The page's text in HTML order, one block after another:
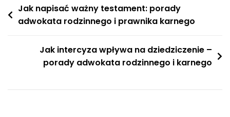
Nawigacja
wpisu
Jak napisać ważny testament: porady
adwokata rodzinnego i prawnika karnego
Jak intercyza wpływa na dziedziczenie –
porady adwokata rodzinnego i karnego